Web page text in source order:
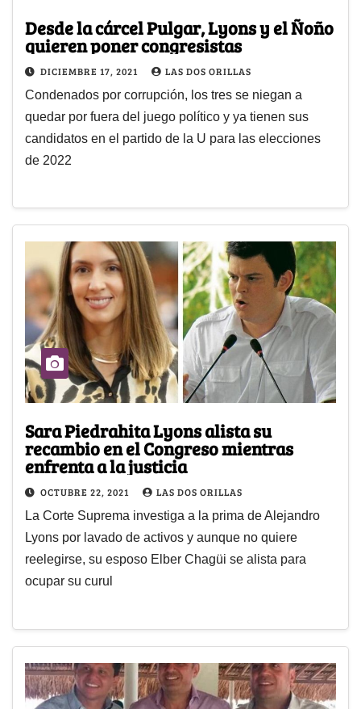
Desde la cárcel Pulgar, Lyons y el Ñoño
quieren poner congresistas
DICIEMBRE 17, 2021 LAS DOS ORILLAS
Condenados por corrupción, los tres se niegan a
quedar por fuera del juego político y ya tienen sus
candidatos en el partido de la U para las elecciones
de 2022
Sara Piedrahita Lyons alista su
recambio en el Congreso mientras
enfrenta a la justicia
OCTUBRE 22, 2021 LAS DOS ORILLAS
La Corte Suprema investiga a la prima de Alejandro
Lyons por lavado de activos y aunque no quiere
reelegirse, su esposo Elber Chagüi se alista para
ocupar su curul